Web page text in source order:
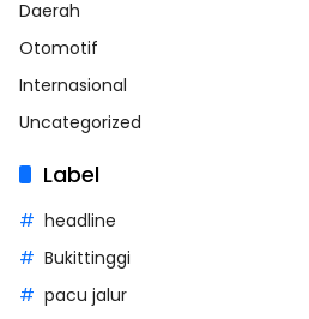
Daerah
Otomotif
Internasional
Uncategorized
Label
headline
Bukittinggi
pacu jalur